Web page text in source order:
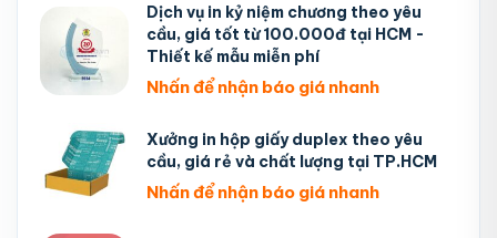
Dịch vụ in kỷ niệm chương theo yêu
cầu, giá tốt từ 100.000đ tại HCM -
Thiết kế mẫu miễn phí
Nhấn để nhận báo giá nhanh
Xưởng in hộp giấy duplex theo yêu
cầu, giá rẻ và chất lượng tại TP.HCM
Nhấn để nhận báo giá nhanh